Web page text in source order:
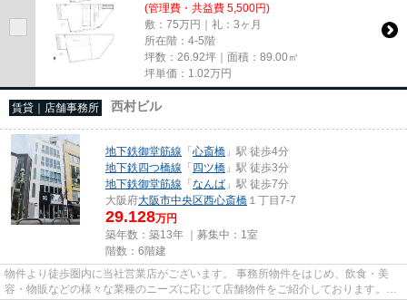
(管理費・共益費 5,500円)
敷：75万円｜礼：3ヶ月
所在階：4-5階
坪数：26.92坪｜面積：89.00㎡
坪単価： 1.02万円
賃貸｜店舗事務所 西村ビル
地下鉄御堂筋線 「心斎橋 」駅 徒歩4分
地下鉄四つ橋線 「四ツ橋 」駅 徒歩3分
地下鉄御堂筋線 「なんば 」駅 徒歩7分
大阪府大阪市中央区西心斎橋 １丁目7-7
29.128万円
築年数：築13年 ｜募集中： 1室
階数：6階建
物件より徒歩圏内に当社営業店がございます。 事務所物件をはじめ、飲食・美
容・物販などの様々な業種のニーズに応じて店舗物件をご紹介しております。